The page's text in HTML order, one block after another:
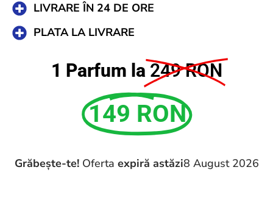
LIVRARE ÎN 24 DE ORE
PLATA LA LIVRARE
1 Parfum la 249 RON
149 RON
Grăbește-te!Oferta expiră astăzi8 August 2026